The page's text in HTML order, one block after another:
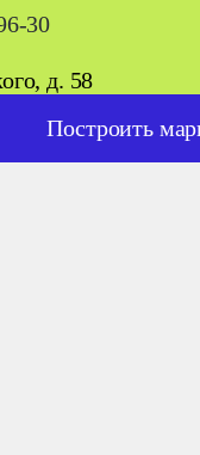
30
д. 58
Построить